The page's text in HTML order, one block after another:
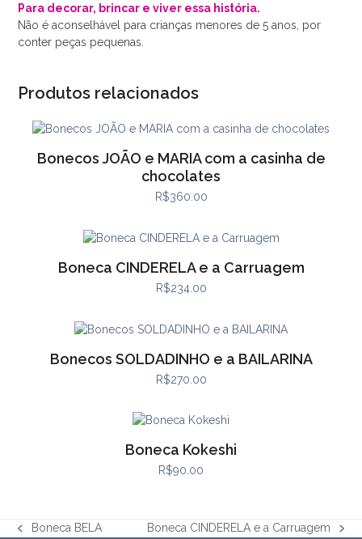
Para decorar, brincar e viver essa história.
Não é aconselhável para crianças menores de 5 anos, por
conter peças pequenas.
Produtos relacionados
Bonecos JOÃO e MARIA com a casinha de
chocolates
R$360.00
Boneca CINDERELA e a Carruagem
R$234.00
Bonecos SOLDADINHO e a BAILARINA
R$270.00
Boneca Kokeshi
R$90.00
previous
Boneca BELA
next
Boneca CINDERELA e a Carruagem